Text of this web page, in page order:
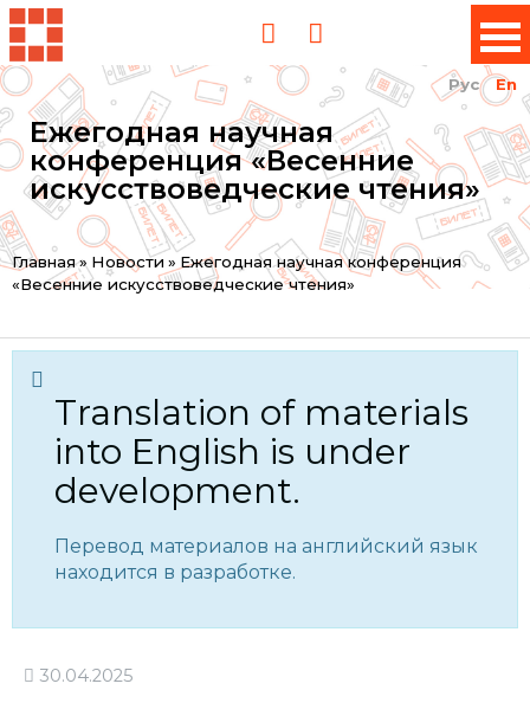
Рус En
Ежегодная научная
конференция «Весенние
искусствоведческие чтения»
You
are
here
Главная» Новости » Ежегодная научная конференция
«Весенние искусствоведческие чтения»
Translation of materials
into English is under
development.
Перевод материалов на английский язык
находится в разработке.
30.04.2025